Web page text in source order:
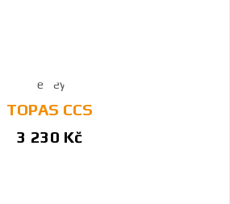
TOPAS CCS
3 230 Kč